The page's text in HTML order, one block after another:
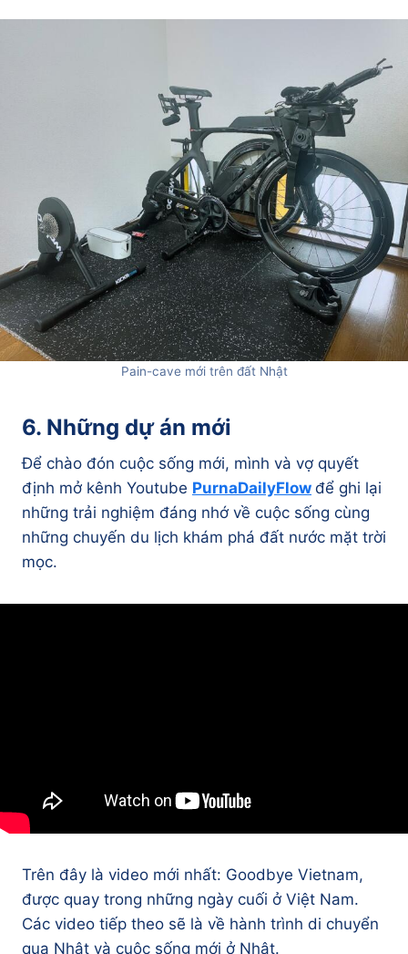
Pain-cave mới trên đất Nhật
6. Những dự án mới
Để chào đón cuộc sống mới, mình và vợ quyết
định mở kênh Youtube PurnaDailyFlow để ghi lại
những trải nghiệm đáng nhớ về cuộc sống cùng
những chuyến du lịch khám phá đất nước mặt trời
mọc.
Trên đây là video mới nhất: Goodbye Vietnam,
được quay trong những ngày cuối ở Việt Nam.
Các video tiếp theo sẽ là về hành trình di chuyển
qua Nhật và cuộc sống mới ở Nhật.